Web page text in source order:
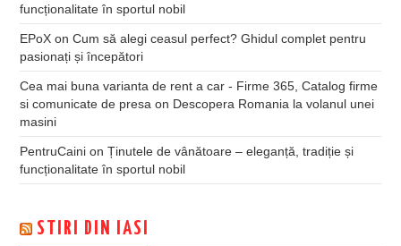
funcționalitate în sportul nobil
EPoX onCum să alegi ceasul perfect? Ghidul complet pentru
pasionați și începători
Cea mai buna varianta de rent a car - Firme 365, Catalog firme
si comunicate de presa on Descopera Romania la volanul unei
masini
PentruCaini onȚinutele de vânătoare – eleganță, tradiție și
funcționalitate în sportul nobil
STIRI DIN IASI